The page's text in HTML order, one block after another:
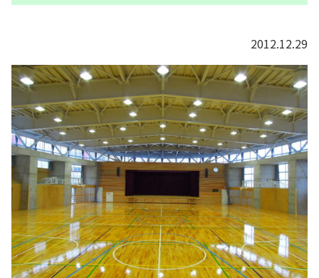
2012.12.29